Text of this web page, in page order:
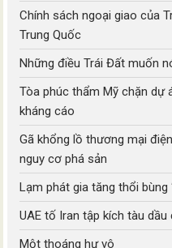
Chính sách ngoại giao của
Trung Quốc
Những điều Trái Đất muốn
Tòa phúc thẩm Mỹ chặn dự
kháng cáo
Gã khổng lồ thương mại
nguy cơ phá sản
Lạm phát gia tăng thổi bùng
UAE tố Iran tập kích tàu dầu
Một thoáng hư vô